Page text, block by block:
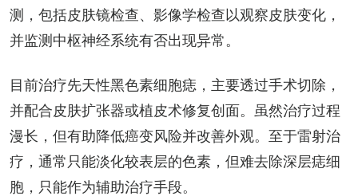
测，包括皮肤镜检查、影像学检查以观察皮肤变化，
并监测中枢神经系统有否出现异常。
目前治疗先天性黑色素细胞痣，主要透过手术切除，
并配合皮肤扩张器或植皮术修复创面。虽然治疗过程
漫长，但有助降低癌变风险并改善外观。至于雷射治
疗，通常只能淡化较表层的色素，但难去除深层痣细
胞，只能作为辅助治疗手段。